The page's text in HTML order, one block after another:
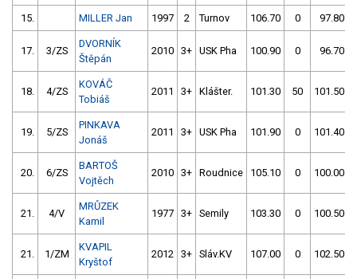
15. MILLER Jan 1997 2 Turnov 106.70 0 97.80
17. 3/ZS
DVORNÍK
Štěpán
2010 3+ USK Pha 100.90 0 96.70
18. 4/ZS
KOVÁČ
Tobiáš
2011 3+ Klášter. 101.30 50 101.50
19. 5/ZS
PINKAVA
Jonáš
2011 3+ USK Pha 101.90 0 101.40
20. 6/ZS
BARTOŠ
Vojtěch
2010 3+ Roudnice 105.10 0 100.00
21. 4/V
MRŮZEK
Kamil
1977 3+ Semily 103.30 0 100.50
21. 1/ZM
KVAPIL
Kryštof
2012 3+ Sláv.KV 107.00 0 102.50